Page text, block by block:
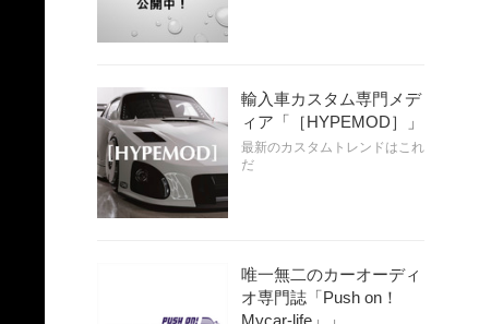
輸入車カスタム専門メデ
ィア「［HYPEMOD］」
最新のカスタムトレンドはこれ
だ
唯一無二のカーオーディ
オ専門誌「Push on！
Mycar-life」」